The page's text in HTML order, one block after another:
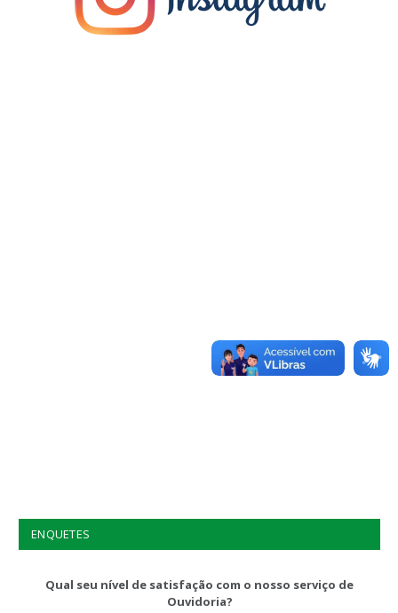
ENQUETES
Qual seu nível de satisfação com o nosso serviço de
Ouvidoria?